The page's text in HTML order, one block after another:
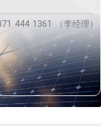
444 1361 （李经理）